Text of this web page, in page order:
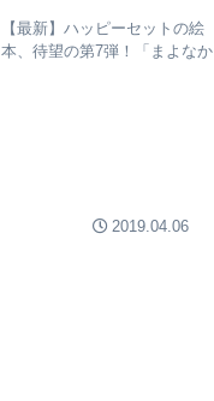
【最新】ハッピーセットの絵
本、待望の第7弾！「まよなか
2019.04.06